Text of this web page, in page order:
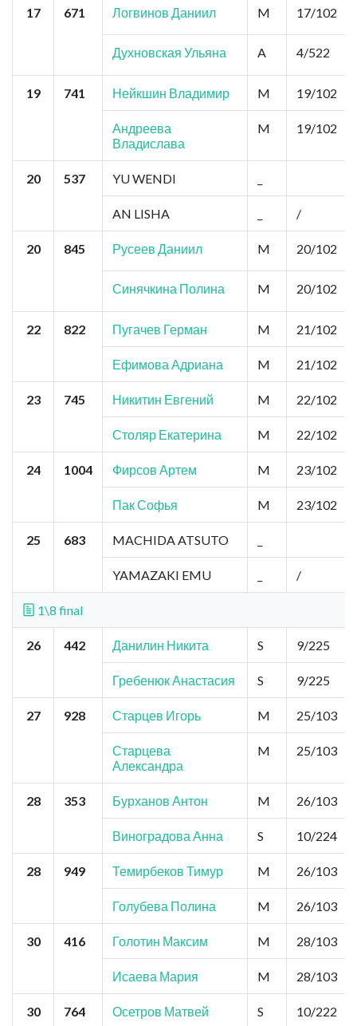
17 671 Логвинов Даниил M 17/102
Духновская Ульяна A 4/522
19 741 Нейкшин Владимир M 19/102
Андреева
Владислава
M 19/102
20 537 YU WENDI
AN LISHA /
20 845 Русеев Даниил M 20/102
Синячкина Полина M 20/102
22 822 Пугачев Герман M 21/102
Ефимова Адриана M 21/102
23 745 Никитин Евгений M 22/102
Столяр Екатерина M 22/102
24 1004 Фирсов Артем M 23/102
Пак Софья M 23/102
25 683 MACHIDA ATSUTO
YAMAZAKI EMU /
1\8 final
26 442 Данилин Никита S 9/225
Гребенюк Анастасия S 9/225
27 928 Старцев Игорь M 25/103
Старцева
Александра
M 25/103
28 353 Бурханов Антон M 26/103
Виноградова Анна S 10/224
28 949 Темирбеков Тимур M 26/103
Голубева Полина M 26/103
30 416 Голотин Максим M 28/103
Исаева Мария M 28/103
30 764 Осетров Матвей S 10/222